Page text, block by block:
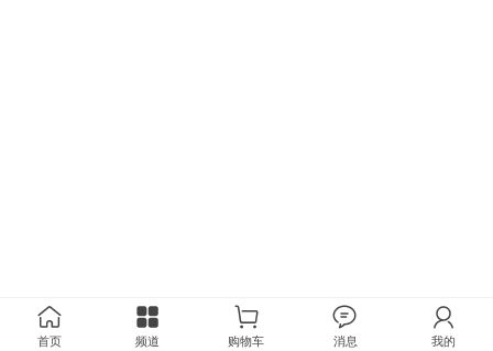
首页 频道 购物车 消息 我的